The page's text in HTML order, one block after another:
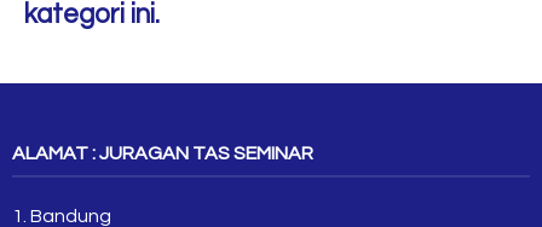
kategori ini.
ALAMAT : JURAGAN TAS SEMINAR
1. Bandung